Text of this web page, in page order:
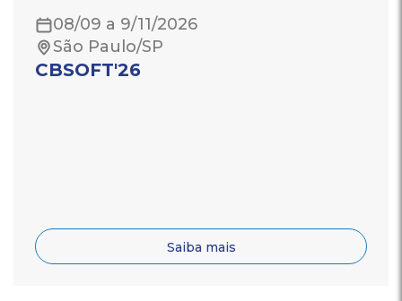
08/09 a 9/11/2026
São Paulo/SP
CBSOFT'26
Saiba mais